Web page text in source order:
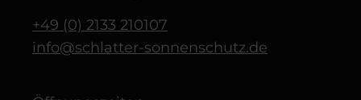
+49 (0) 2133 210107
info@schlatter-sonnenschutz.de